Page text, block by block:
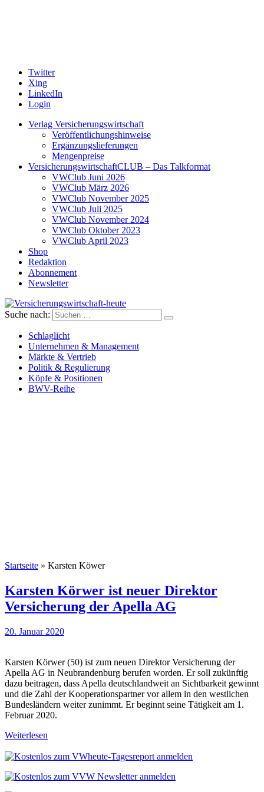
Twitter
Xing
LinkedIn
Login
Verlag Versicherungswirtschaft
Veröffentlichungshinweise
Ergänzungslieferungen
Mengenpreise
VersicherungswirtschaftCLUB – Das Talkformat
VWClub Juni 2026
VWClub März 2026
VWClub November 2025
VWClub Juli 2025
VWClub November 2024
VWClub Oktober 2023
VWClub April 2023
Shop
Redaktion
Abonnement
Newsletter
Versicherungswirtschaft-heute
Suche nach:
Schlaglicht
Unternehmen & Management
Märkte & Vertrieb
Politik & Regulierung
Köpfe & Positionen
BWV-Reihe
Startseite » Karsten Köwer
Karsten Körwer ist neuer Direktor
Versicherung der Apella AG
20. Januar 2020
Karsten Körwer (50) ist zum neuen Direktor Versicherung der
Apella AG in Neubrandenburg berufen worden. Er soll zukünftig
dazu beitragen, dass Apella deutschlandweit an Sichtbarkeit gewinnt
und die Zahl der Kooperationspartner vor allem in den westlichen
Bundesländern weiter zunimmt. Er beginnt seine Tätigkeit am 1.
Februar 2020.
Weiterlesen